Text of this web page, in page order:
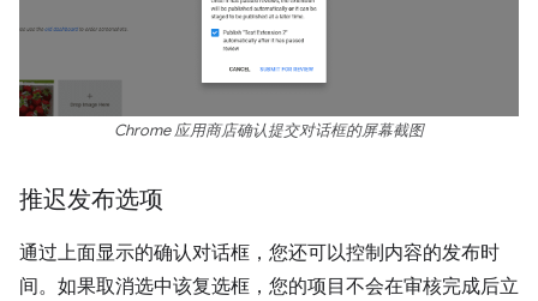
Chrome 应用商店确认提交对话框的屏幕截图
推迟发布选项
通过上面显示的确认对话框，您还可以控制内容的发布时
间。如果取消选中该复选框，您的项目不会在审核完成后立